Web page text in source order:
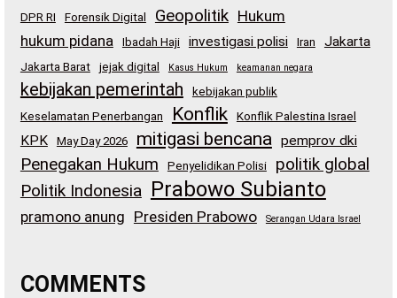
DPR RI
Forensik Digital Geopolitik Hukum
hukum pidana
Ibadah Haji investigasi polisi Iran Jakarta
Jakarta Barat jejak digital Kasus Hukum keamanan negara
kebijakan pemerintah
kebijakan publik
Keselamatan Penerbangan
Konflik Konflik Palestina Israel
KPK May Day 2026 mitigasi bencana pemprov dki
Penegakan Hukum Penyelidikan Polisi
politik global
Politik Indonesia Prabowo Subianto
pramono anung Presiden Prabowo Serangan Udara Israel
COMMENTS